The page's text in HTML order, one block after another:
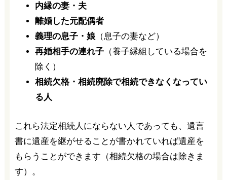
内縁の妻・夫
離婚した元配偶者
義理の息子・娘（息子の妻など）
再婚相手の連れ子（養子縁組している場合を
除く）
相続欠格・相続廃除で相続できなくなってい
る人
これら法定相続人にならない人であっても、遺言
書に遺産を継がせることが書かれていれば遺産を
もらうことができます（相続欠格の場合は除きま
す）。